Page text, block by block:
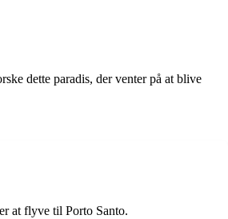
dette paradis, der venter på at blive
at flyve til Porto Santo.